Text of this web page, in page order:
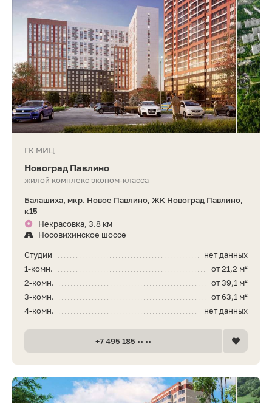
ГК МИЦ
Новоград Павлино
жилой комплекс эконом-класса
Балашиха, мкр. Новое Павлино, ЖК Новоград Павлино,
к15
Некрасовка, 3.8 км
Носовихинское шоссе
нет данных
Студии
от 21,2 м²
1-комн.
от 39,1 м²
2-комн.
от 63,1 м²
3-комн.
нет данных
4-комн.
+7 495 185 •• ••